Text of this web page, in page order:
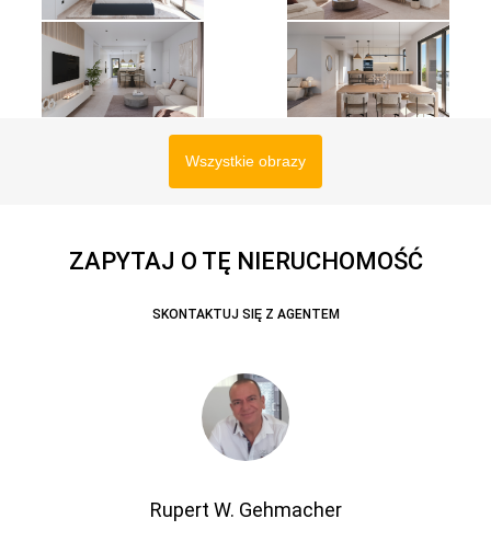
Wszystkie obrazy
ZAPYTAJ O TĘ NIERUCHOMOŚĆ
SKONTAKTUJ SIĘ Z AGENTEM
Rupert W. Gehmacher